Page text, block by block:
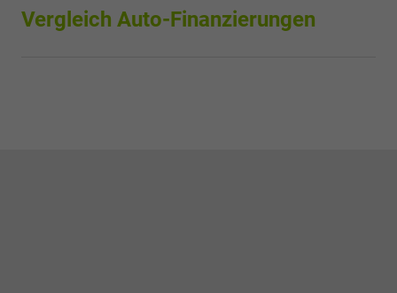
Vergleich Auto-Finanzierungen